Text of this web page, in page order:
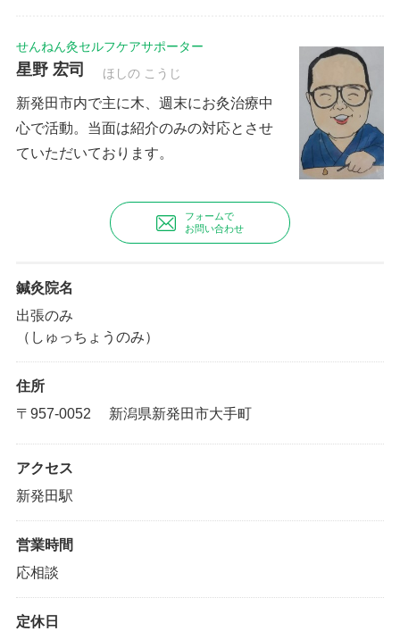
せんねん灸セルフケアサポーター
星野 宏司 ほしの こうじ
新発田市内で主に木、週末にお灸治療中
心で活動。当面は紹介のみの対応とさせ
ていただいております。
フォームで
お問い合わせ
鍼灸院名
出張のみ
（しゅっちょうのみ）
住所
〒957-0052 新潟県新発田市大手町
アクセス
新発田駅
営業時間
応相談
定休日